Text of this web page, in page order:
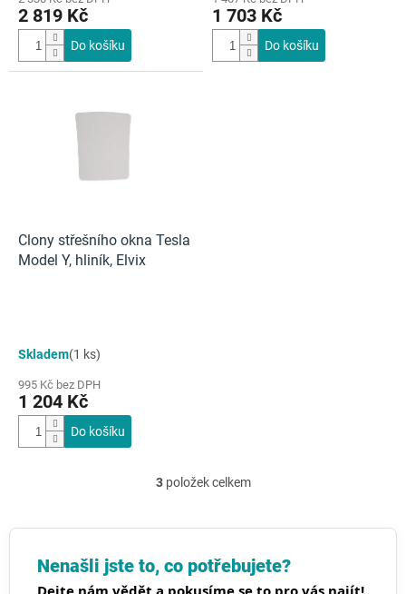
2 819 Kč
Do košíku
1 703 Kč
Do košíku
Clony střešního okna Tesla
Model Y, hliník, Elvix
Skladem(1 ks)
995 Kč bez DPH
1 204 Kč
Do košíku
O
l
d
a
3položek celkem
Nenašli jste to, co potřebujete?
Dejte nám vědět a pokusíme se to pro vás najít!